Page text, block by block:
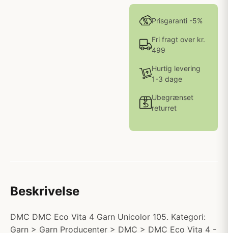
Prisgaranti -5%
Fri fragt over kr.
499
Hurtig levering
1-3 dage
Ubegrænset
returret
Beskrivelse
DMC DMC Eco Vita 4 Garn Unicolor 105. Kategori:
Garn > Garn Producenter > DMC > DMC Eco Vita 4 -